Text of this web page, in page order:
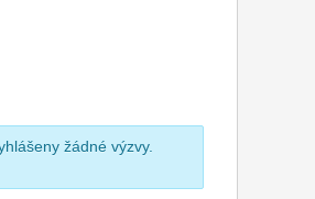
žádné výzvy.